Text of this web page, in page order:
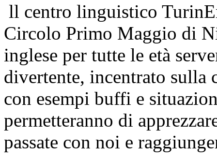
ll centro linguistico
Circolo Primo Maggio di
inglese per tutte le età
divertente, incentrato sulla
con esempi buffi e
permetteranno di
passate con noi e